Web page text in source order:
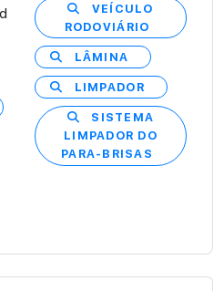
VEÍCULO
RODOVIÁRIO
LÂMINA
LIMPADOR
SISTEMA
LIMPADOR DO
PARA-BRISAS